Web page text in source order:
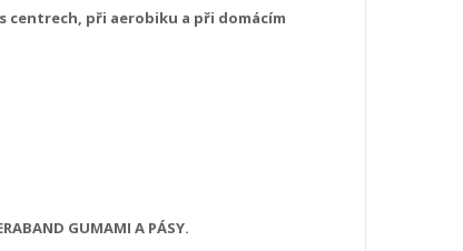
při aerobiku a při domácím
GUMAMI A PÁSY.